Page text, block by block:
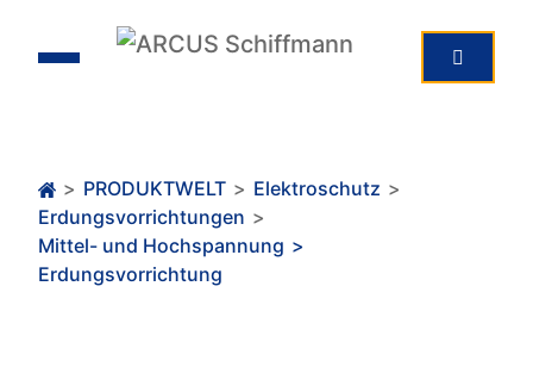
> PRODUKTWELT > Elektroschutz >
Erdungsvorrichtungen >
Mittel- und Hochspannung >
Erdungsvorrichtung